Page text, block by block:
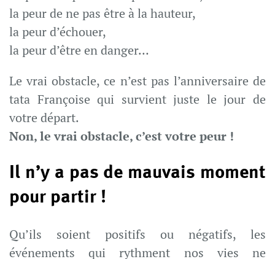
la peur de ne pas être à la hauteur,
la peur d’échouer,
la peur d’être en danger…
Le vrai obstacle, ce n’est pas l’anniversaire de
tata Françoise qui survient juste le jour de
votre départ.
Non, le vrai obstacle, c’est votre peur !
Il n’y a pas de mauvais moment
pour partir !
Qu’ils soient positifs ou négatifs, les
événements qui rythment nos vies ne